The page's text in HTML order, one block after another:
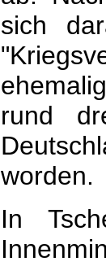
sich
rund
worden.
In